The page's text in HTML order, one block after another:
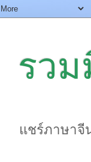
รว
แชร์ภาษาจี